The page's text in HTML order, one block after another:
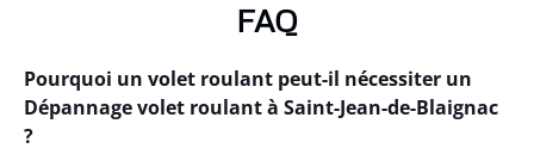
FAQ
Pourquoi un volet roulant peut-il nécessiter un
Dépannage volet roulant à Saint-Jean-de-Blaignac
?